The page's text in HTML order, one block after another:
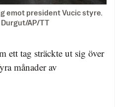
emot president Vucic styre.
Durgut/AP/TT
ett tag sträckte ut sig över
månader av